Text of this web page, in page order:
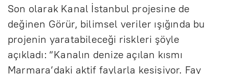
Son olarak Kanal İstanbul projesine de
değinen Görür, bilimsel veriler ışığında bu
projenin yaratabileceği riskleri şöyle
açıkladı: “Kanalın denize açılan kısmı
Marmara’daki aktif faylarla kesişiyor. Fay